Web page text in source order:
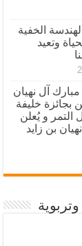
الخفية
وتعيد
مبارك آل نهيان
بجائزة خليفة
التمر و يُعلن
بن زايد